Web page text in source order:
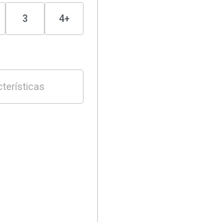
3 4+